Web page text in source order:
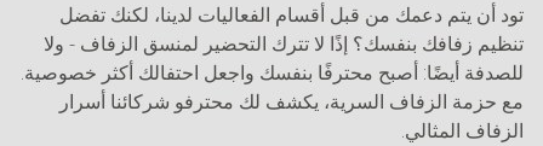
تود أن يتم دعمك من قبل أقسام الفعاليات لدينا، لكنك تفضل
تنظيم زفافك بنفسك؟ إذًا لا تترك التحضير لمنسق الزفاف - ولا
للصدفة أيضًا: أصبح محترفًا بنفسك واجعل احتفالك أكثر خصوصية.
مع حزمة الزفاف السرية، يكشف لك محترفو شركائنا أسرار
الزفاف المثالي.